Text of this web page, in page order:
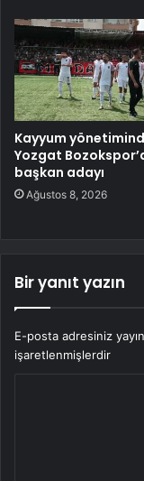
Kayyum
Yozgat
başkan adayı
Ağustos 8, 2026
Bir yanıt yazın
E-posta adresiniz
işaretlenmişlerdir